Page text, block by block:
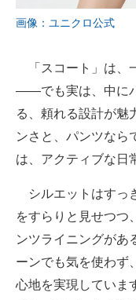
画像：ユニクロ公式
「スコート」は、
――でも実は、中に
る、頼れる設計が魅
ンさと、パンツなら
は、アクティブな日
シルエットはすっ
をすらりと見せつつ
ンツライニングがあ
ーンでも気を使わず
心地を実現していま